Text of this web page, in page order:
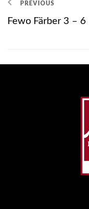
PREVIOUS
Fewo Färber 3 – 6